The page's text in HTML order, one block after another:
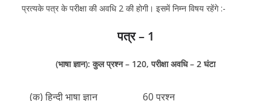
प्रत्यके पत्र के परीक्षा की अवधि 2 की होगी। इसमें निम्न विषय रहेंगे :-
पत्र – 1
(भाषा ज्ञान): कुल प्रश्न – 120, परीक्षा अवधि – 2 घंटा
(क) हिन्दी भाषा ज्ञान
60 प्रश्न